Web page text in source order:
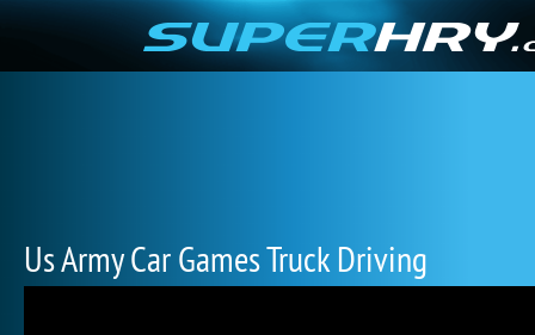
Us Army Car Games Truck Driving